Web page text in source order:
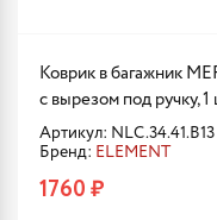
Коврик в багажник
с вырезом под ручку, 1
Артикул: NLC.34.41.B13
Бренд: ELEMENT
1760 ₽